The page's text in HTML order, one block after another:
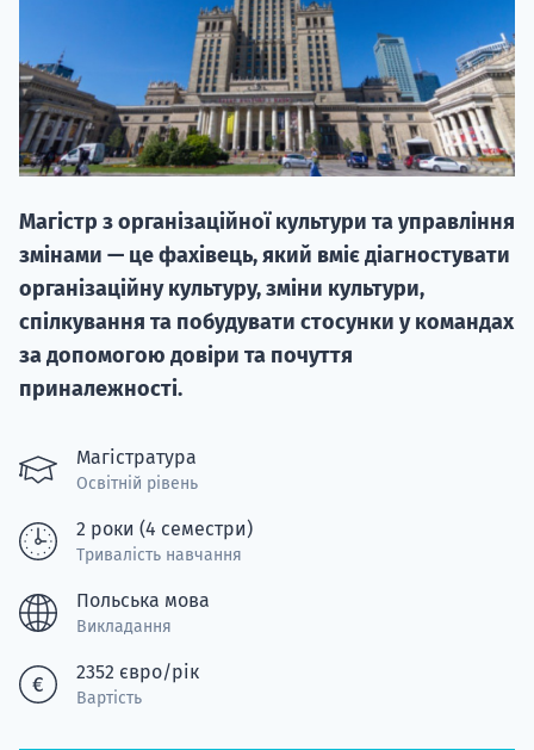
Магістр з організаційної культури та управління
змінами — це фахівець, який вміє діагностувати
організаційну культуру, зміни культури,
спілкування та побудувати стосунки у командах
за допомогою довіри та почуття
приналежності.
Магістратура
Освітній рівень
2 роки (4 семестри)
Тривалість навчання
Польська мова
Викладання
2352 євро/рік
Вартість
НАБІР
вступ на